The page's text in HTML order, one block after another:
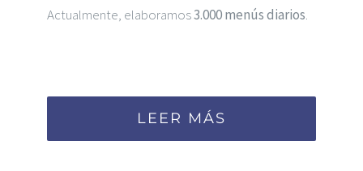
Actualmente, elaboramos3.000 menús diarios.
LEER MÁS